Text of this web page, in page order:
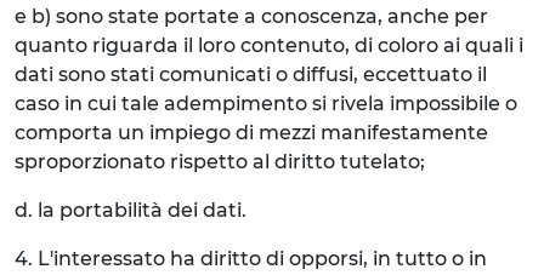
e b) sono state portate a conoscenza, anche per
quanto riguarda il loro contenuto, di coloro ai quali i
dati sono stati comunicati o diffusi, eccettuato il
caso in cui tale adempimento si rivela impossibile o
comporta un impiego di mezzi manifestamente
sproporzionato rispetto al diritto tutelato;
d. la portabilità dei dati.
4. L'interessato ha diritto di opporsi, in tutto o in